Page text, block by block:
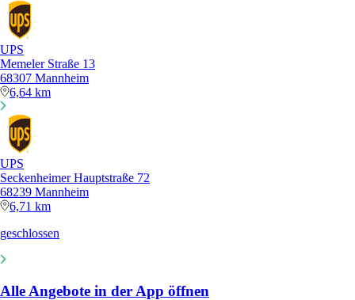
UPS
Memeler Straße 13
68307 Mannheim
6,64 km
UPS
Seckenheimer Hauptstraße 72
68239 Mannheim
6,71 km
geschlossen
Alle Angebote in der App öffnen